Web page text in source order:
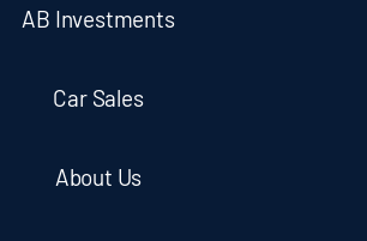
AB Investments
Car Sales
About Us